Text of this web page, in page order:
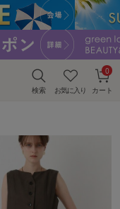
検索 お気に入り カート
0